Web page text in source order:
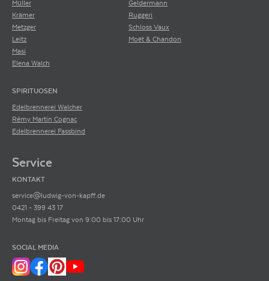
Müller
Krämer
Metzger
Leitz
Masi
Elena Walch
Geldermann
Ruggeri
Schloss Vaux
Moët & Chandon
SPIRITUOSEN
Edelbrennerei Walcher
Rémy Martin Cognac
Edelbrennerei Fassbind
Service
KONTAKT
service@ludwig-von-kapff.de
0421 - 399 43 17
Montag bis Freitag von 9:00 bis 17:00 Uhr
SOCIAL MEDIA